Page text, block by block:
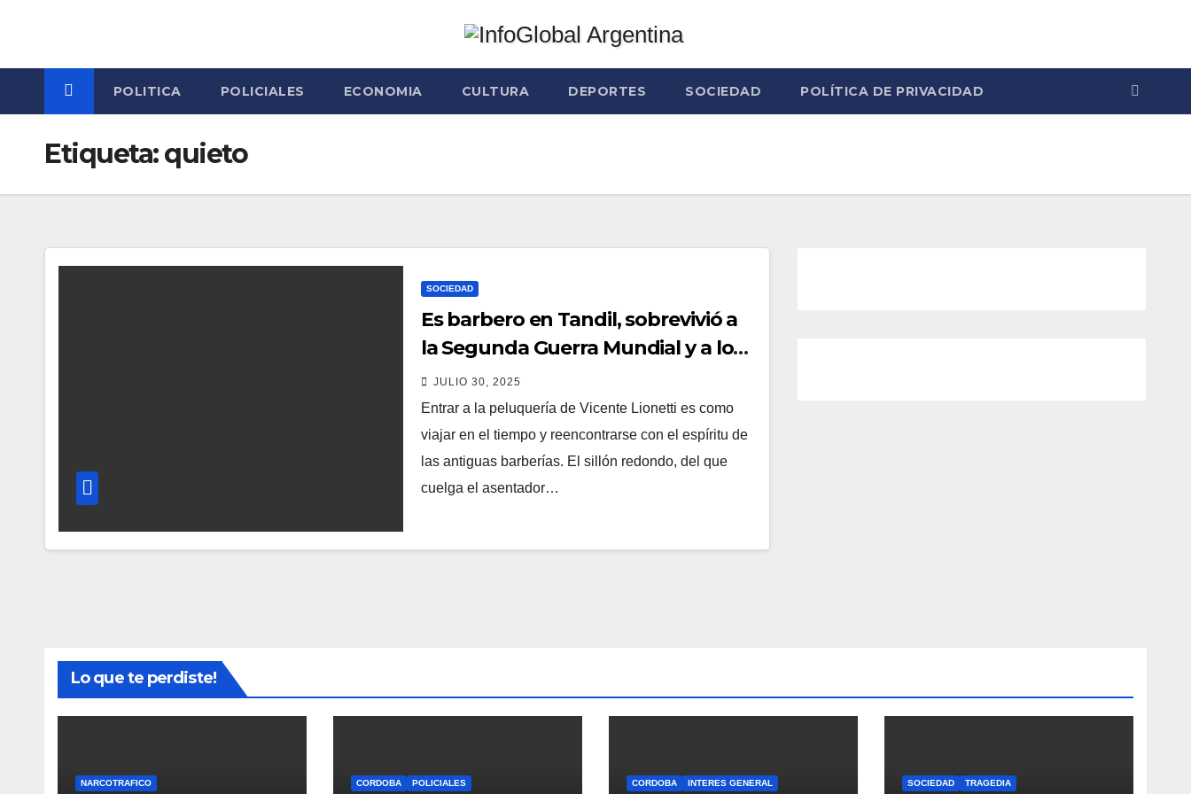
content
POLITICA POLICIALES ECONOMIA CULTURA DEPORTES SOCIEDAD POLÍTICA DE PRIVACIDAD
Etiqueta:quieto
SOCIEDAD
Es barbero en Tandil, sobrevivió a
la Segunda Guerra Mundial y a los
91 años no se queda quieto: el
secreto de su longevidad
JULIO 30, 2025
Entrar a la peluquería de Vicente Lionetti es como
viajar en el tiempo y reencontrarse con el espíritu de
las antiguas barberías. El sillón redondo, del que
cuelga el asentador…
Lo que te perdiste!
NARCOTRAFICO CORDOBA POLICIALES CORDOBA INTERES GENERAL SOCIEDAD TRAGEDIA